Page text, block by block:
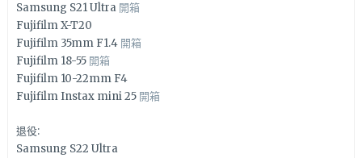
Samsung S21 Ultra 開箱
Fujifilm X-T20
Fujifilm 35mm F1.4 開箱
Fujifilm 18-55 開箱
Fujifilm 10-22mm F4
Fujifilm Instax mini 25 開箱
退役:
Samsung S22 Ultra